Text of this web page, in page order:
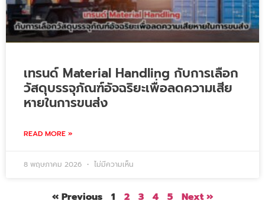
เทรนด์ Material Handling กับการเลือก
วัสดุบรรจุภัณฑ์อัจฉริยะเพื่อลดความเสีย
หายในการขนส่ง
READ MORE »
8 พฤษภาคม 2026 ไม่มีความเห็น
« Previous 1 2 3 4 5 Next »